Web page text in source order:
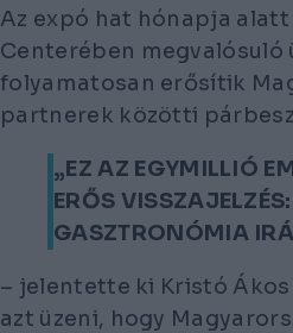
Az expó hat hónapja
Centerében
folyamatosan erősítik
partnerek közötti
„EZ AZ EGYMILLIÓ
ERŐS
GASZTRONÓMIA
– jelentette ki Kristó
azt üzeni, hogy